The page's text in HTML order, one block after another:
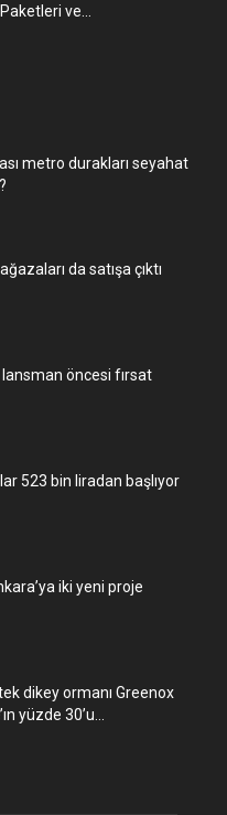
ve...
metro durakları seyahat
da satışa çıktı
öncesi fırsat
523 bin liradan başlıyor
iki yeni proje
dikey ormanı Greenox
yüzde 30’u...